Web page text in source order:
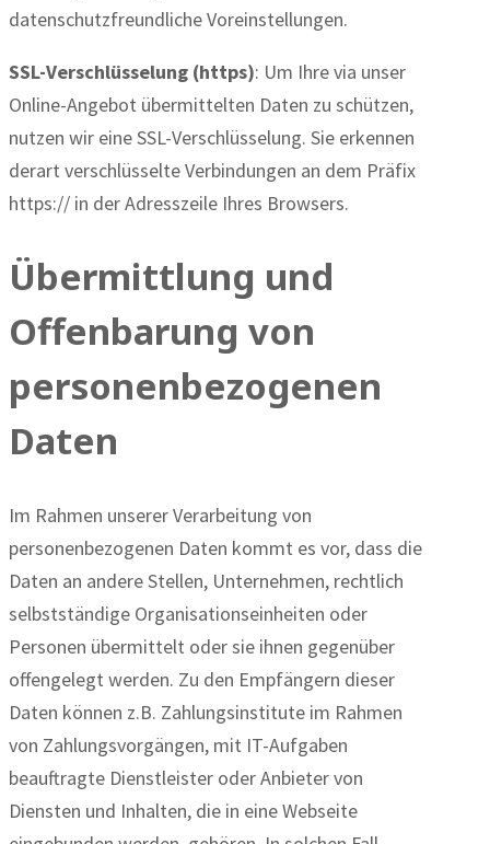
datenschutzfreundliche Voreinstellungen.
SSL-Verschlüsselung (https): Um Ihre via unser
Online-Angebot übermittelten Daten zu schützen,
nutzen wir eine SSL-Verschlüsselung. Sie erkennen
derart verschlüsselte Verbindungen an dem Präfix
https:// in der Adresszeile Ihres Browsers.
Übermittlung und
Offenbarung von
personenbezogenen
Daten
Im Rahmen unserer Verarbeitung von
personenbezogenen Daten kommt es vor, dass die
Daten an andere Stellen, Unternehmen, rechtlich
selbstständige Organisationseinheiten oder
Personen übermittelt oder sie ihnen gegenüber
offengelegt werden. Zu den Empfängern dieser
Daten können z.B. Zahlungsinstitute im Rahmen
von Zahlungsvorgängen, mit IT-Aufgaben
beauftragte Dienstleister oder Anbieter von
Diensten und Inhalten, die in eine Webseite